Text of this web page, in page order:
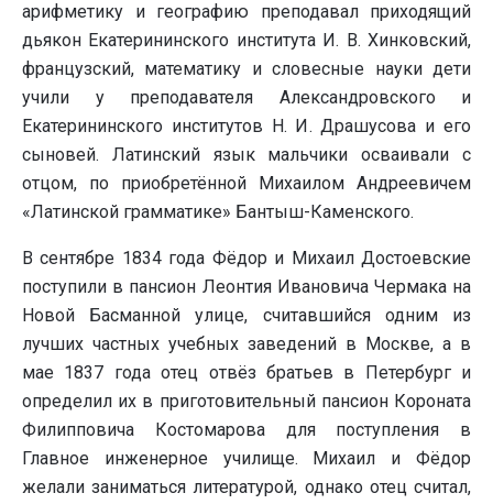
арифметику и географию преподавал приходящий
дьякон Екатерининского института И. В. Хинковский,
французский, математику и словесные науки дети
учили у преподавателя Александровского и
Екатерининского институтов Н. И. Драшусова и его
сыновей. Латинский язык мальчики осваивали с
отцом, по приобретённой Михаилом Андреевичем
«Латинской грамматике» Бантыш-Каменского.
В сентябре 1834 года Фёдор и Михаил Достоевские
поступили в пансион Леонтия Ивановича Чермака на
Новой Басманной улице, считавшийся одним из
лучших частных учебных заведений в Москве, а в
мае 1837 года отец отвёз братьев в Петербург и
определил их в приготовительный пансион Короната
Филипповича Костомарова для поступления в
Главное инженерное училище. Михаил и Фёдор
желали заниматься литературой, однако отец считал,